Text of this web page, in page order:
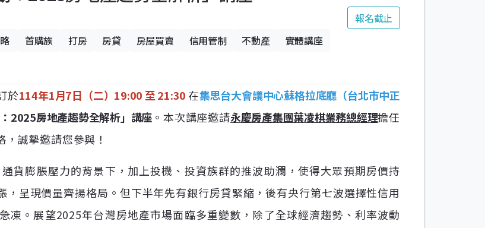
報名截止
首購族 打房 房貸 房屋買賣 信用管制 不動產
實體講座
於114年1月7日（二）19:00 至 21:30 在集思台大會議中心蘇格拉底廳（台北市中正
：2025房地產趨勢全解析」講座 。本次講座邀請永慶房產集團葉凌棋業務總經理擔任
誠摯邀請您參與！
貨膨脹壓力的背景下，加上投機、投資族群的推波助瀾，使得大眾預期房價持
呈現價量齊揚格局。但下半年先有銀行房貸緊縮，後有央行第七波選擇性信用
凍。展望2025年台灣房地產市場面臨多重變數，除了全球經濟趨勢、利率波動